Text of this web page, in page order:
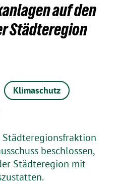
auf den
Städteregion
Klimaschutz
beschlossen,
Städteregion mit